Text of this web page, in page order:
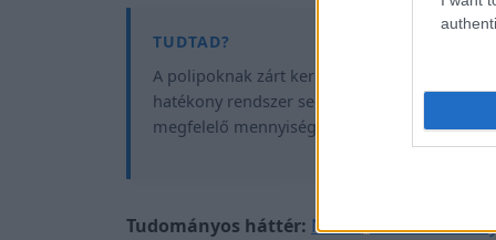
A polipoknak zárt keringési rendszerük van,
hatékony rendszer segíti őket abban, hogy
megfelelő mennyiségű oxigénnel lássák el.
Tudományos háttér: NOAA,Natural